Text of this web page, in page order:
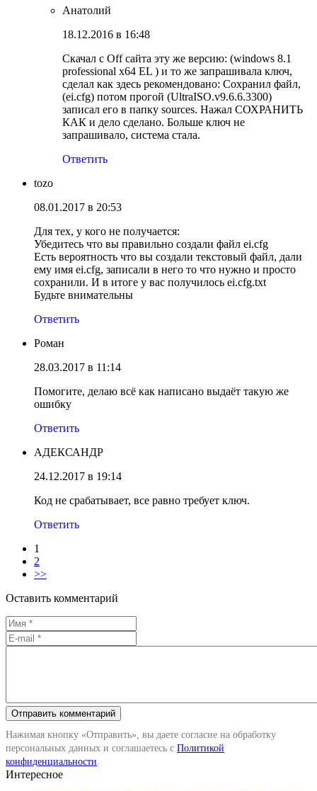
Анатолий
18.12.2016 в 16:48
Скачал с Off сайта эту же версию: (windows 8.1
professional x64 EL ) и то же запрашивала ключ,
сделал как здесь рекомендовано: Сохранил файл,
(ei.cfg) потом прогой (UltraISO.v9.6.6.3300)
записал его в папку sources. Нажал СОХРАНИТЬ
КАК и дело сделано. Больше ключ не
запрашивало, система стала.
Ответить
tozo
08.01.2017 в 20:53
Для тех, у кого не получается:
Убедитесь что вы правильно создали файл ei.cfg
Есть вероятность что вы создали текстовый файл, дали
ему имя ei.cfg, записали в него то что нужно и просто
сохранили. И в итоге у вас получилось ei.cfg.txt
Будьте внимательны
Ответить
Роман
28.03.2017 в 11:14
Помогите, делаю всё как написано выдаёт такyю же
ошибкy
Ответить
АДЕКСАНДР
24.12.2017 в 19:14
Код не срабатывает, все равно требует ключ.
Ответить
1
2
>>
Оставить комментарий
Нажимая кнопку «Отправить», вы даете согласие на обработку
персональных данных и соглашаетесь с Политикой
конфиденциальности
Интересное